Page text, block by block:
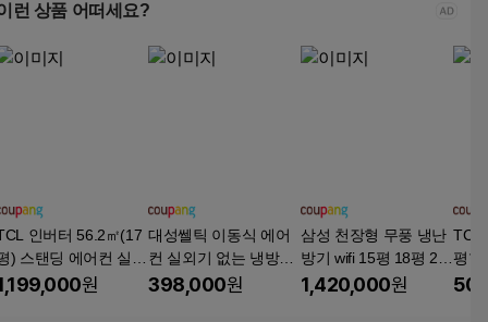
런 상품 어떠세요?
인버터 56.2㎡(17
) 스탠딩 에어컨 실외
방문설치, TAC-24C
원
대성쎌틱 이동식 에어
컨 실외기 없는 냉방기
일체형 가정용 소형 미
398,000원
삼성 천장형 무풍 냉난
방기 wifi 15평 18평 25
평 28평 36평 40평 실
1,420,000원
TCL
평형
방문